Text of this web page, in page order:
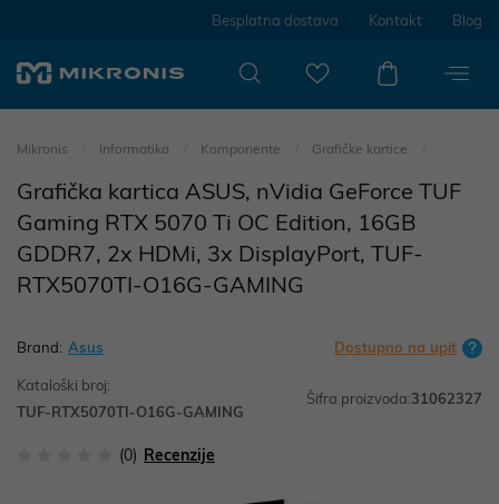
Besplatna dostava Kontakt Blog
Mikronis Informatika Komponente Grafičke kartice
Grafička kartica ASUS, nVidia GeForce TUF
Gaming RTX 5070 Ti OC Edition, 16GB
GDDR7, 2x HDMi, 3x DisplayPort, TUF-
RTX5070TI-O16G-GAMING
Brand: Asus Dostupno na upit
Kataloški broj:
TUF-RTX5070TI-O16G-GAMING
Šifra proizvoda:31062327
(0) Recenzije